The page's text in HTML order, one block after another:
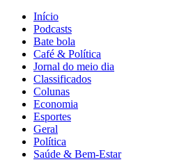
Início
Podcasts
Bate bola
Café & Política
Jornal do meio dia
Classificados
Colunas
Economia
Esportes
Geral
Política
Saúde & Bem-Estar